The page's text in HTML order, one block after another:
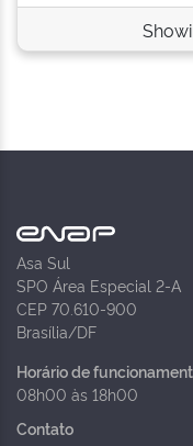
Asa Sul
SPO Área Especial 2-A
CEP 70.610-900
Brasília/DF
Horário de
08h00 às 18h00
Contato